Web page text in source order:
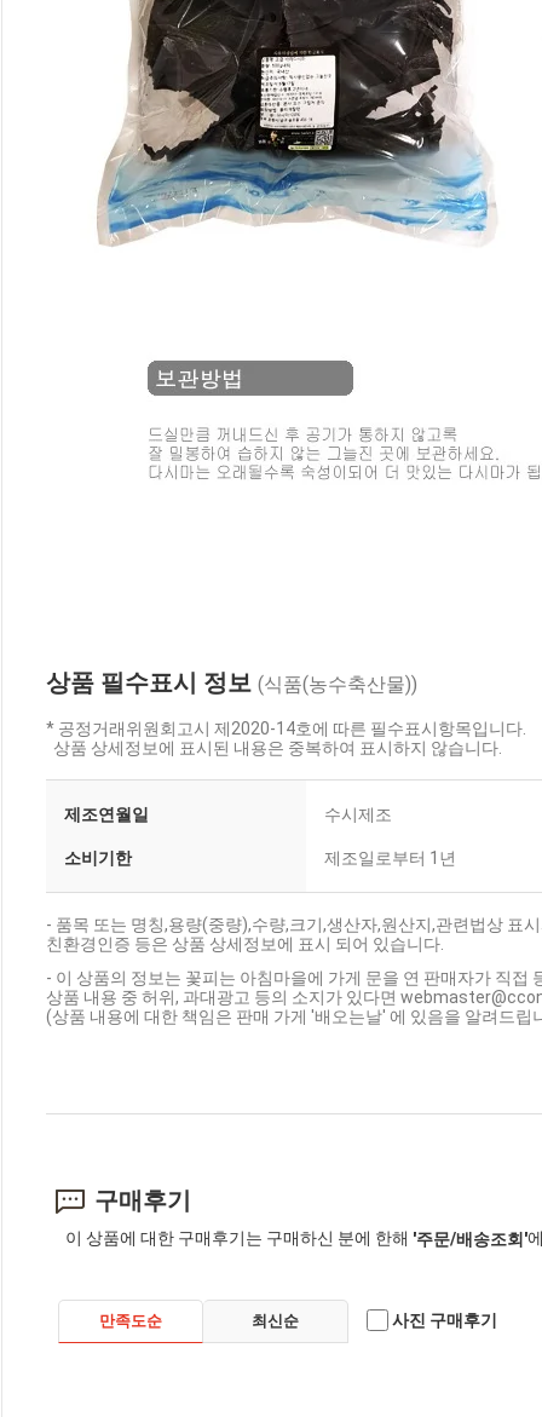
상품 필수표시 정보 (식품(농수축산물))
* 공정거래위원회고시 제2020-14호에 따른 필수표시항목입니다.
상품 상세정보에 표시된 내용은 중복하여 표시하지 않습니다.
제조연월일 수시제조
소비기한 제조일로부터 1년
- 품목 또는 명칭,용량(중량),수량,크기,생산자,원산지,관련법상 표
친환경인증 등은 상품 상세정보에 표시 되어 있습니다.
- 이 상품의 정보는 꽃피는 아침마을에 가게 문을 연 판매자가 직접
상품 내용 중 허위, 과대광고 등의 소지가 있다면
(상품 내용에 대한 책임은 판매 가게 '배오는날' 에 있음을 알려드립
구매후기
이 상품에 대한 구매후기는 구매하신 분에 한해 '주문/배송조회'
만족도순 최신순 사진 구매후기